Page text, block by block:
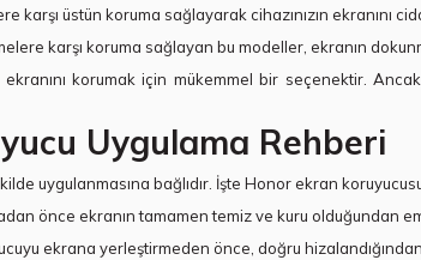
karşı üstün koruma sağlayarak cihazınızın ekranını
karşı koruma sağlayan bu modeller, ekranın
korumak için mükemmel bir seçenektir.
Uygulama Rehberi
uygulanmasına bağlıdır. İşte Honor ekran
önce ekranın tamamen temiz ve kuru olduğundan
ekrana yerleştirmeden önce, doğru